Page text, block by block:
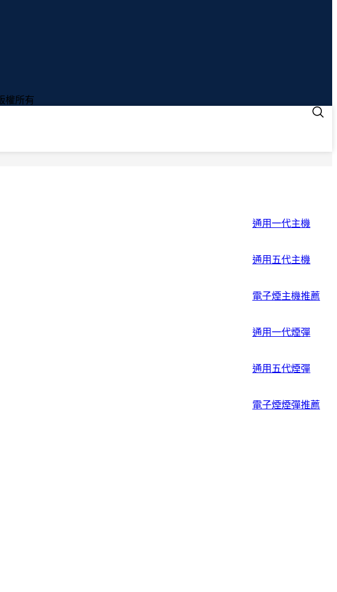
權所有
通用一代主機
通用五代主機
電子煙主機推薦
通用一代煙彈
通用五代煙彈
電子煙煙彈推薦